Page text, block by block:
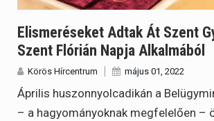
Elismeréseket Adtak Át Szent
Szent Flórián Napja Alkalmából
Körös Hírcentrum május 01, 2022
Április huszonnyolcadikán a
– a hagyományoknak megfelelően –